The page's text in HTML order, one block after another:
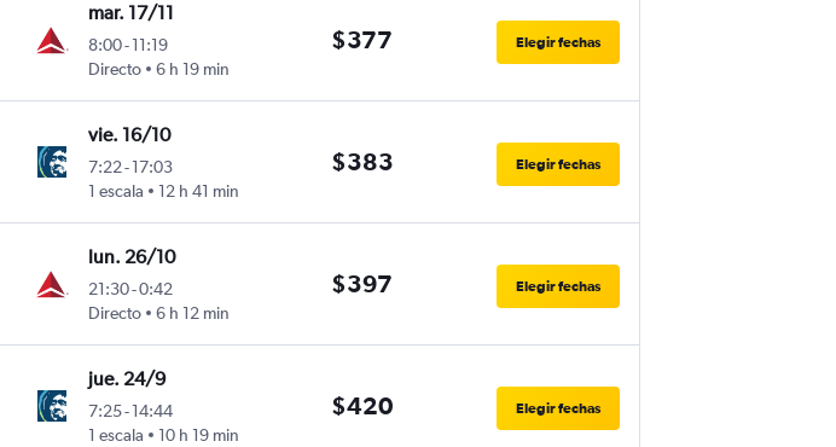
mar. 17/11
8:00-11:19
Directo
6 h 19 min
$377 Elegir fechas
vie. 16/10
7:22-17:03
1 escala
12 h 41 min
$383 Elegir fechas
lun. 26/10
21:30-0:42
Directo
6 h 12 min
$397 Elegir fechas
jue. 24/9
7:25-14:44
1 escala
10 h 19 min
$420 Elegir fechas